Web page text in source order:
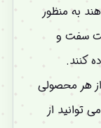
به منظور
سفت و
کنند.
هر محصولی
توانید از